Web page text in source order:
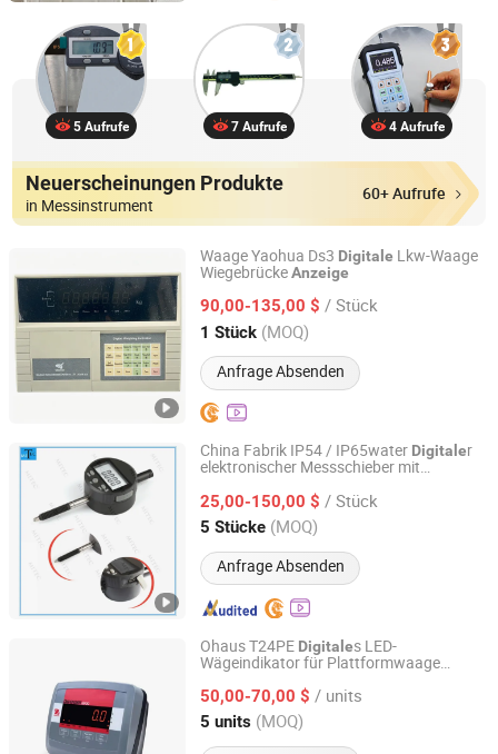
5 Aufrufe 7 Aufrufe 4 Aufrufe
Neuerscheinungen Produkte
in Messinstrument
60+ Aufrufe
Waage Yaohua Ds3 Digitale Lkw-Waage
WiegebrückeAnzeige
90,00-135,00 $ / Stück
1 Stück (MOQ)
Anfrage Absenden
Huai'an Hengcheng Industry and Trade Co., Ltd.
Jiangsu, China Seit 2026
China Fabrik IP54 / IP65water Digitaler
elektronischer Messschieber mit
25,00-150,00 $ / Stück
5 Stücke (MOQ)
Anfrage Absenden
Mitech Metrology Co., Ltd.
Guangdong, China Seit 2014
Ohaus T24PE Digitales LED-
Wägeindikator für Plattformwaage
50,00-70,00 $ / units
5 units (MOQ)
Suzhou Weighi Equipment Co., Ltd.
Jiangsu, China Seit 2025